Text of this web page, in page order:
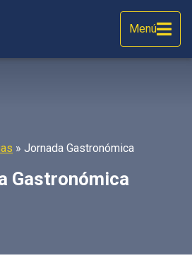
Menú
» Jornada Gastronómica
Gastronómica